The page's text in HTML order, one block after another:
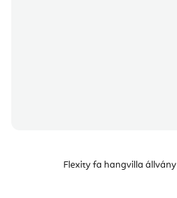
Flexity fa hangvilla állvány